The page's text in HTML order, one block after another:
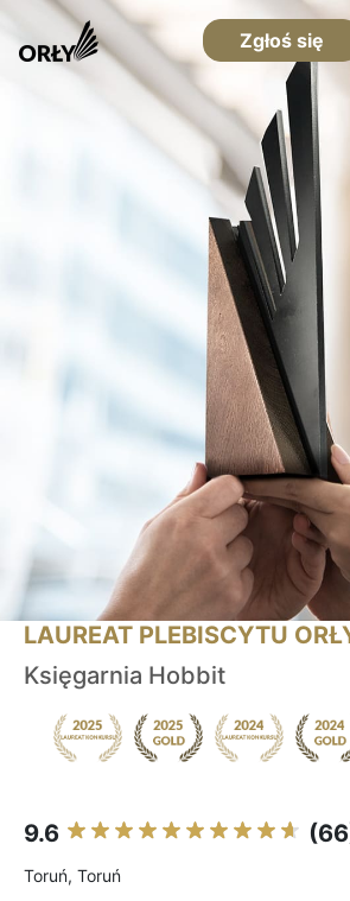
Zgłoś się
LAUREAT PLEBISCYTU
Księgarnia Hobbit
9.6
Toruń, Toruń